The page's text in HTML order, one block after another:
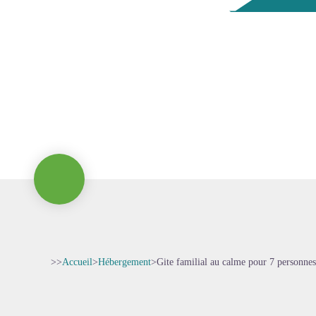
>>Accueil>Hébergement>Gite familial au calme pour 7 personnes